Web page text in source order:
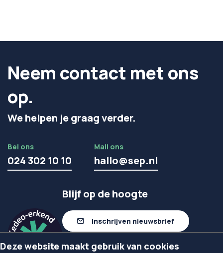
Neem contact met ons
op.
We helpen je graag verder.
Bel ons
024 302 10 10
Mail ons
hallo@sep.nl
Blijf op de hoogte
Inschrijven nieuwsbrief
Deze website maakt gebruik van cookies